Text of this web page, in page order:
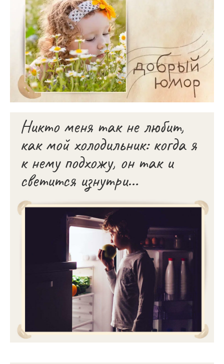
Никто меня так не любит,
как мой холодильник: когда я
к нему подхожу, он так и
светится изнутри…